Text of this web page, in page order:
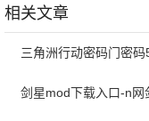
相关文章
剑星mod下载入口-n网